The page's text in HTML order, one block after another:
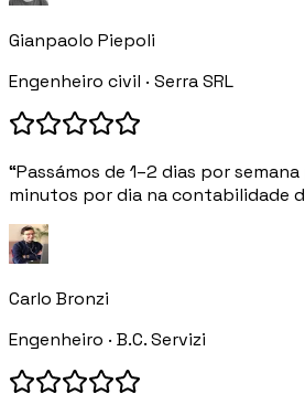
Gianpaolo Piepoli
Engenheiro civil · Serra SRL
“Passámos de 1–2 dias por
minutos por dia na contabilidade
Carlo Bronzi
Engenheiro · B.C. Servizi